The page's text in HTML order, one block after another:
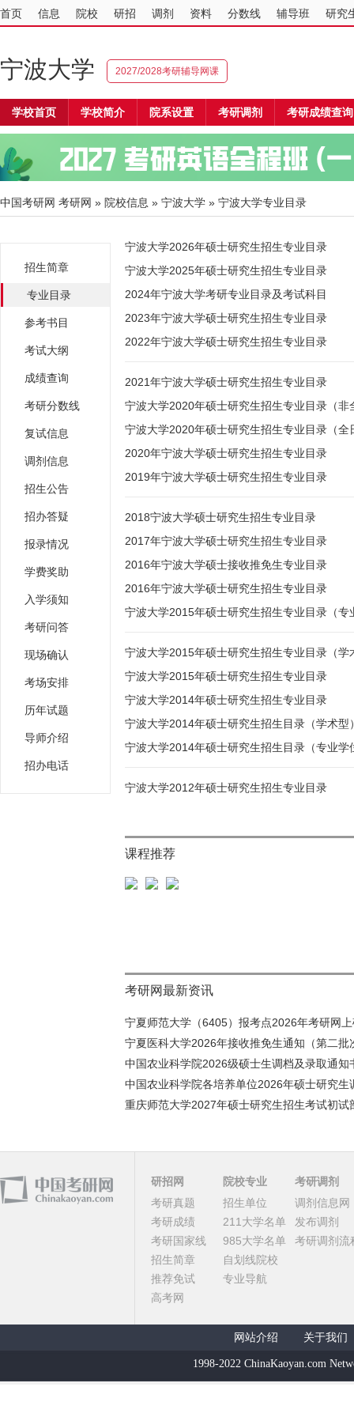
首页 信息 院校 研招 调剂 资料 分数线 辅导班 研究
宁波大学 2027/2028考研辅导网课
学校首页 学校简介 院系设置 考研调剂 考研成绩查询
中国考研网 考研网 » 院校信息 » 宁波大学 » 宁波大学专业目录
招生简章
专业目录
参考书目
考试大纲
成绩查询
考研分数线
复试信息
调剂信息
招生公告
招办答疑
报录情况
学费奖助
入学须知
考研问答
现场确认
考场安排
历年试题
导师介绍
招办电话
宁波大学2026年硕士研究生招生专业目录
宁波大学2025年硕士研究生招生专业目录
2024年宁波大学考研专业目录及考试科目
2023年宁波大学硕士研究生招生专业目录
2022年宁波大学硕士研究生招生专业目录
2021年宁波大学硕士研究生招生专业目录
宁波大学2020年硕士研究生招生专业目录（非
宁波大学2020年硕士研究生招生专业目录（全
2020年宁波大学硕士研究生招生专业目录
2019年宁波大学硕士研究生招生专业目录
2018宁波大学硕士研究生招生专业目录
2017年宁波大学硕士研究生招生专业目录
2016年宁波大学硕士接收推免生专业目录
2016年宁波大学硕士研究生招生专业目录
宁波大学2015年硕士研究生招生专业目录（专
宁波大学2015年硕士研究生招生专业目录（学
宁波大学2015年硕士研究生招生专业目录
宁波大学2014年硕士研究生招生专业目录
宁波大学2014年硕士研究生招生目录（学术型
宁波大学2014年硕士研究生招生目录（专业学
宁波大学2012年硕士研究生招生专业目录
课程推荐
考研网最新资讯
宁夏师范大学（6405）报考点2026年考研网
宁夏医科大学2026年接收推免生通知（第二批
中国农业科学院2026级硕士生调档及录取通知
中国农业科学院各培养单位2026年硕士研究生
重庆师范大学2027年硕士研究生招生考试初试
研招网
考研真题
考研成绩
考研国家线
招生简章
推荐免试
高考网
院校专业
招生单位
211大学名单
985大学名单
自划线院校
专业导航
考研调剂
调剂信息网
发布调剂
考研调剂流
网站介绍 关于我们
1998-2022 ChinaKaoyan.com